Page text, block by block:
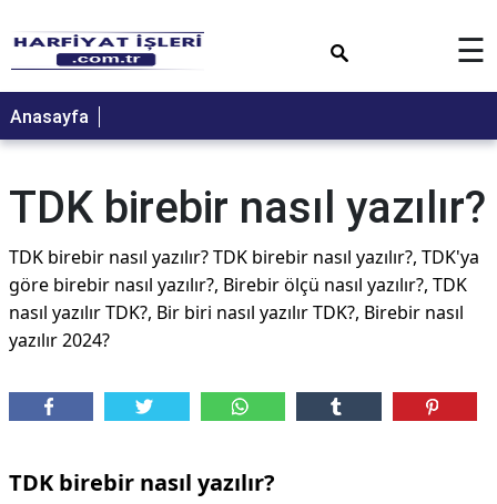
☰
Anasayfa
TDK birebir nasıl yazılır?
TDK birebir nasıl yazılır? TDK birebir nasıl yazılır?, TDK'ya
göre birebir nasıl yazılır?, Birebir ölçü nasıl yazılır?, TDK
nasıl yazılır TDK?, Bir biri nasıl yazılır TDK?, Birebir nasıl
yazılır 2024?
TDK birebir nasıl yazılır?